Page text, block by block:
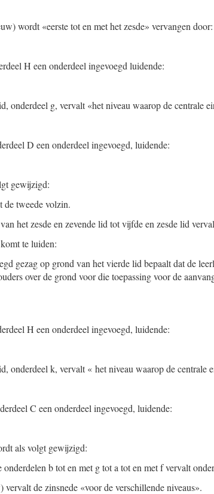
wordt «eerste tot en met het zesde» vervangen
H een onderdeel ingevoegd luidende:
onderdeel g, vervalt «het niveau waarop de centrale
D een onderdeel ingevoegd, luidende:
gewijzigd:
de tweede volzin.
het zesde en zevende lid tot vijfde en zesde lid
te luiden:
gezag op grond van het vierde lid bepaalt dat de
over de grond voor die toepassing voor de
H een onderdeel ingevoegd, luidende:
onderdeel k, vervalt « het niveau waarop de centrale
C een onderdeel ingevoegd, luidende:
als volgt gewijzigd:
b tot en met g tot a tot en met f vervalt
de zinsnede «voor de verschillende niveaus».